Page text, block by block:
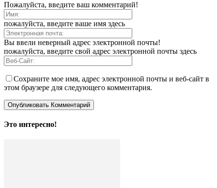
Пожалуйста, введите ваш комментарий!
пожалуйста, введите ваше имя здесь
Вы ввели неверный адрес электронной почты!
пожалуйста, введите свой адрес электронной почты здесь
Сохраните мое имя, адрес электронной почты и веб-сайт в
этом браузере для следующего комментария.
Это интересно!